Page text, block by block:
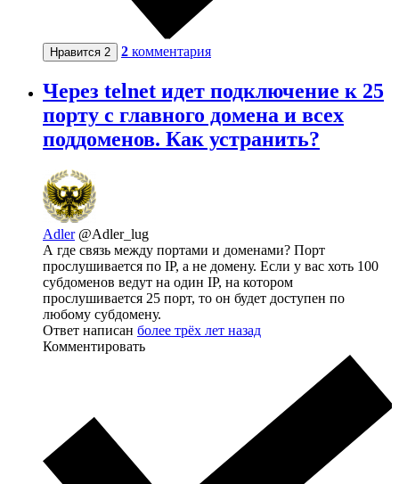
Нравится 2 2 комментария
Через telnet идет подключение к 25
порту с главного домена и всех
поддоменов. Как устранить?
Adler @Adler_lug
А где связь между портами и доменами? Порт
прослушивается по IP, а не домену. Если у вас хоть 100
субдоменов ведут на один IP, на котором
прослушивается 25 порт, то он будет доступен по
любому субдомену.
Ответ написан более трёх лет назад
Комментировать